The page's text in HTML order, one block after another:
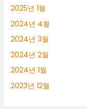
2025년 1월
2024년 4월
2024년 3월
2024년 2월
2024년 1월
2023년 12월